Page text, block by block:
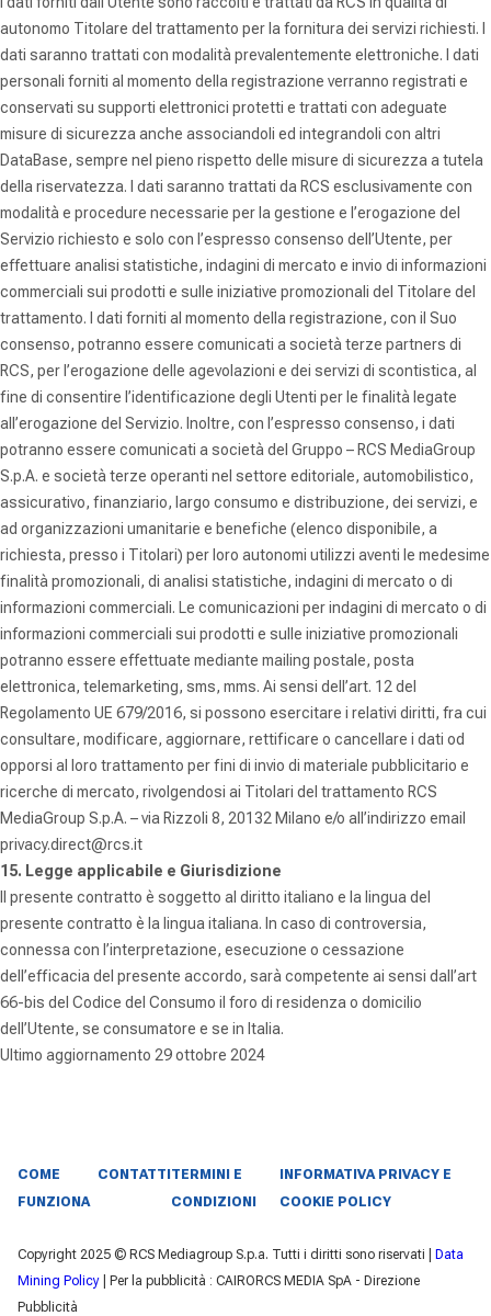
autonomo Titolare del trattamento per la fornitura dei servizi richiesti. I
dati saranno trattati con modalità prevalentemente elettroniche. I dati
personali forniti al momento della registrazione verranno registrati e
conservati su supporti elettronici protetti e trattati con adeguate
misure di sicurezza anche associandoli ed integrandoli con altri
DataBase, sempre nel pieno rispetto delle misure di sicurezza a tutela
della riservatezza.
I dati saranno trattati da RCS esclusivamente con
modalità e procedure necessarie per la gestione e l’erogazione del
Servizio richiesto e solo con l’espresso consenso dell’Utente, per
effettuare analisi statistiche, indagini di mercato e invio di informazioni
commerciali sui prodotti e sulle iniziative promozionali del Titolare del
trattamento.
I dati forniti al momento della registrazione, con il Suo
consenso, potranno essere comunicati a società terze partners di
RCS, per l’erogazione delle agevolazioni e dei servizi di scontistica, al
fine di consentire l’identificazione degli Utenti per le finalità legate
all’erogazione del Servizio. Inoltre, con l’espresso consenso, i dati
potranno essere comunicati a società del Gruppo – RCS MediaGroup
S.p.A. e società terze operanti nel settore editoriale, automobilistico,
assicurativo, finanziario, largo consumo e distribuzione, dei servizi, e
ad organizzazioni umanitarie e benefiche (elenco disponibile, a
richiesta, presso i Titolari) per loro autonomi utilizzi aventi le medesime
finalità promozionali, di analisi statistiche, indagini di mercato o di
informazioni commerciali. Le comunicazioni per indagini di mercato o di
informazioni commerciali sui prodotti e sulle iniziative promozionali
potranno essere effettuate mediante mailing postale, posta
elettronica, telemarketing, sms, mms. Ai sensi dell’art. 12 del
Regolamento UE 679/2016, si possono esercitare i relativi diritti, fra cui
consultare, modificare, aggiornare, rettificare o cancellare i dati od
opporsi al loro trattamento per fini di invio di materiale pubblicitario e
ricerche di mercato, rivolgendosi ai Titolari del trattamento RCS
MediaGroup S.p.A. – via Rizzoli 8, 20132 Milano e/o all’indirizzo email
privacy.direct@rcs.it
15. Legge applicabile e Giurisdizione
Il presente contratto è soggetto al diritto italiano e la lingua del
presente contratto è la lingua italiana. In caso di controversia,
connessa con l’interpretazione, esecuzione o cessazione
dell’efficacia del presente accordo, sarà competente ai sensi dall’art
66-bis del Codice del Consumo il foro di residenza o domicilio
dell’Utente, se consumatore e se in Italia.
Ultimo aggiornamento 29 ottobre 2024
COME
FUNZIONA
CONTATTI TERMINI E
CONDIZIONI
INFORMATIVA PRIVACY E
COOKIE POLICY
Copyright 2025 © RCS Mediagroup S.p.a. Tutti i diritti sono riservati |
Data
Mining Policy | Per la pubblicità : CAIRORCS MEDIA SpA - Direzione
Pubblicità